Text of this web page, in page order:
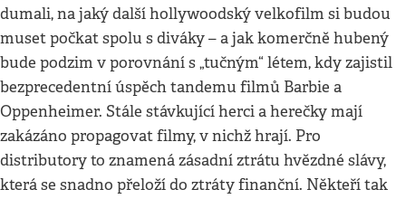
dumali, na jaký další hollywoodský velkofilm si budou
muset počkat spolu s diváky – a jak komerčně hubený
bude podzim v porovnání s „tučným“ létem, kdy zajistil
bezprecedentní úspěch tandemu filmů Barbie a
Oppenheimer. Stále stávkující herci a herečky mají
zakázáno propagovat filmy, v nichž hrají. Pro
distributory to znamená zásadní ztrátu hvězdné slávy,
která se snadno přeloží do ztráty finanční. Někteří tak